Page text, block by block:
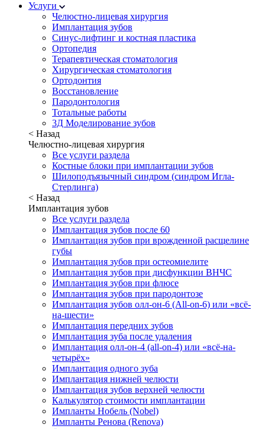
Услуги
Челюстно-лицевая хирургия
Имплантация зубов
Синус-лифтинг и костная пластика
Ортопедия
Терапевтическая стоматология
Хирургическая стоматология
Ортодонтия
Восстановление
Пародонтология
Тотальные работы
3Д Моделирование зубов
< Назад
Челюстно-лицевая хирургия
Все услуги раздела
Костные блоки при имплантации зубов
Шилоподъязычный синдром (синдром Игла-
Стерлинга)
< Назад
Имплантация зубов
Все услуги раздела
Имплантация зубов после 60
Имплантация зубов при врожденной расщелине
губы
Имплантация зубов при остеомиелите
Имплантация зубов при дисфункции ВНЧС
Имплантация зубов при флюсе
Имплантация зубов при пародонтозе
Имплантация зубов олл-он-6 (All-on-6) или «всё-
на-шести»
Имплантация передних зубов
Имплантация зуба после удаления
Имплантация олл-он-4 (all-on-4) или «всё-на-
четырёх»
Имплантация одного зуба
Имплантация нижней челюсти
Имплантация зубов верхней челюсти
Калькулятор стоимости имплантации
Импланты Нобель (Nobel)
Импланты Ренова (Renova)